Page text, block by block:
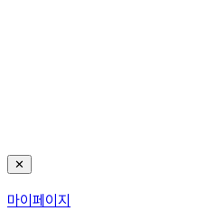
✕
마이페이지